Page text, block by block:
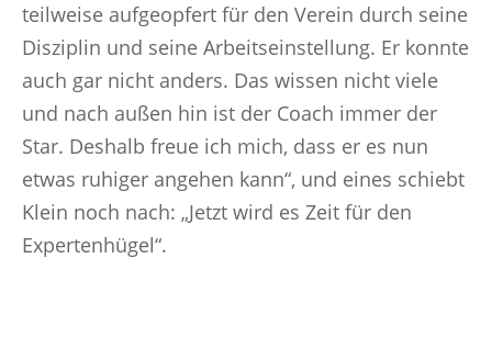
teilweise aufgeopfert für den Verein durch seine
Disziplin und seine Arbeitseinstellung. Er konnte
auch gar nicht anders. Das wissen nicht viele
und nach außen hin ist der Coach immer der
Star. Deshalb freue ich mich, dass er es nun
etwas ruhiger angehen kann“, und eines schiebt
Klein noch nach: „Jetzt wird es Zeit für den
Expertenhügel“.